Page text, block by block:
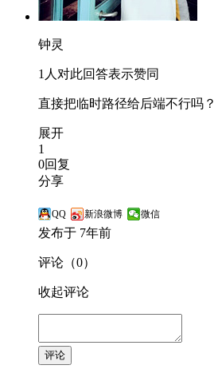
钟灵
1人对此回答表示赞同
直接把临时路径给后端不行吗？
展开
1
0回复
分享
QQ 新浪微博 微信
发布于 7年前
评论（0）
收起评论
评论